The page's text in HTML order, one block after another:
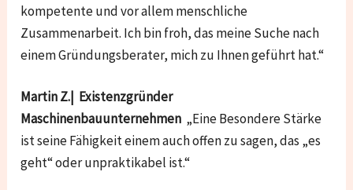
kompetente und vor allem menschliche
Zusammenarbeit. Ich bin froh, das meine Suche nach
einem Gründungsberater, mich zu Ihnen geführt hat.“
Martin Z.| Existenzgründer
Maschinenbauunternehmen „Eine Besondere Stärke
ist seine Fähigkeit einem auch offen zu sagen, das „es
geht“ oder unpraktikabel ist.“